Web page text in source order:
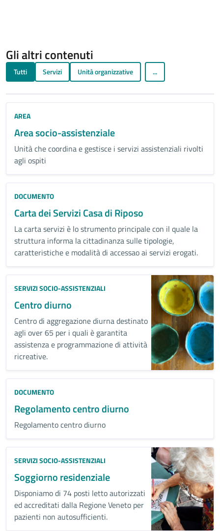
Gli altri contenuti
Tutti Servizi Unità organizzative ...
AREA
Area socio-assistenziale
Unità che coordina e gestisce i servizi assistenziali rivolti
agli ospiti
DOCUMENTO
Carta dei Servizi Casa di Riposo
La carta servizi è lo strumento principale con il quale la
struttura informa la cittadinanza sulle tipologie,
caratteristiche e modalità di accessao ai servizi erogati.
SERVIZI SOCIO-ASSISTENZIALI
Centro diurno
Centro di aggregazione diurna destinato
agli over 65 per i quali è garantita
assistenza e programmazione di attività
ricreative.
DOCUMENTO
Regolamento centro diurno
Regolamento centro diurno
SERVIZI SOCIO-ASSISTENZIALI
Soggiorno residenziale
Disponiamo di 74 posti letto autorizzati
ed accreditati dalla Regione Veneto per
pazienti non autosufficienti.